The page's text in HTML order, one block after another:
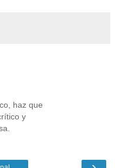
haz que
y